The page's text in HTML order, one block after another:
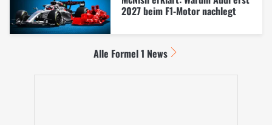
2027 beim F1-Motor nachlegt
Alle Formel 1 News